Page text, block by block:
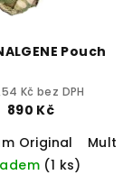
Multicam Black
Pouch
Kč bez DPH
890 Kč
Original
(1 ks)